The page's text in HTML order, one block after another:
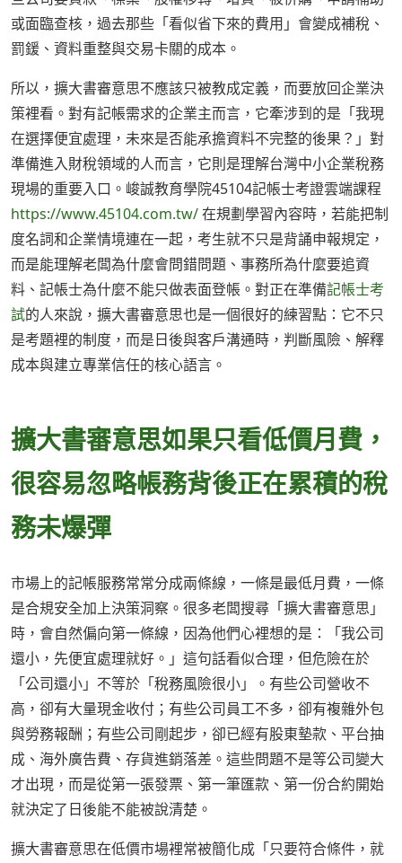
或面臨查核，過去那些「看似省下來的費用」會變成補稅、
罰鍰、資料重整與交易卡關的成本。
所以，擴大書審意思不應該只被教成定義，而要放回企業決
策裡看。對有記帳需求的企業主而言，它牽涉到的是「我現
在選擇便宜處理，未來是否能承擔資料不完整的後果？」對
準備進入財稅領域的人而言，它則是理解台灣中小企業稅務
現場的重要入口。峻誠教育學院45104記帳士考證雲端課程
https://www.45104.com.tw/在規劃學習內容時，若能把制
度名詞和企業情境連在一起，考生就不只是背誦申報規定，
而是能理解老闆為什麼會問錯問題、事務所為什麼要追資
料、記帳士為什麼不能只做表面登帳。對正在準備記帳士考
試的人來說，擴大書審意思也是一個很好的練習點：它不只
是考題裡的制度，而是日後與客戶溝通時，判斷風險、解釋
成本與建立專業信任的核心語言。
擴大書審意思如果只看低價月費，
很容易忽略帳務背後正在累積的稅
務未爆彈
市場上的記帳服務常常分成兩條線，一條是最低月費，一條
是合規安全加上決策洞察。很多老闆搜尋「擴大書審意思」
時，會自然偏向第一條線，因為他們心裡想的是：「我公司
還小，先便宜處理就好。」這句話看似合理，但危險在於
「公司還小」不等於「稅務風險很小」。有些公司營收不
高，卻有大量現金收付；有些公司員工不多，卻有複雜外包
與勞務報酬；有些公司剛起步，卻已經有股東墊款、平台抽
成、海外廣告費、存貨進銷落差。這些問題不是等公司變大
才出現，而是從第一張發票、第一筆匯款、第一份合約開始
就決定了日後能不能被說清楚。
擴大書審意思在低價市場裡常被簡化成「只要符合條件，就